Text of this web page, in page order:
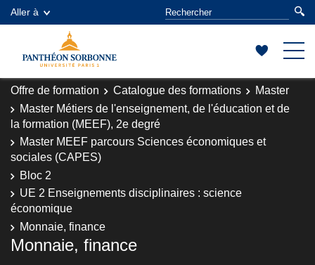
Aller à
Offre de formation Catalogue des formations
Master
Master Métiers de l'enseignement, de l'éducation et de
la formation (MEEF), 2e degré
Master MEEF parcours Sciences économiques et
sociales (CAPES)
Bloc 2
UE 2 Enseignements disciplinaires : science
économique
Monnaie, finance
Monnaie, finance